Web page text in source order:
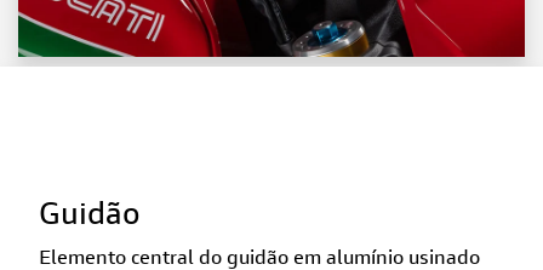
Guidão
Elemento central do guidão em alumínio usinado